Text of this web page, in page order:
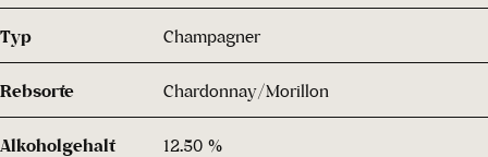
Typ Champagner
Rebsorte Chardonnay/Morillon
Alkoholgehalt 12.50 %